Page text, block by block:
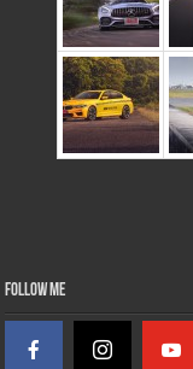
Follow Me